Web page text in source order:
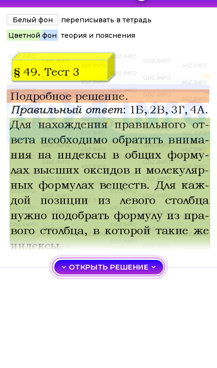
Белый фон
переписывать в тетрадь
Цветной фон теория и пояснения
ОТКРЫТЬ РЕШЕНИЕ